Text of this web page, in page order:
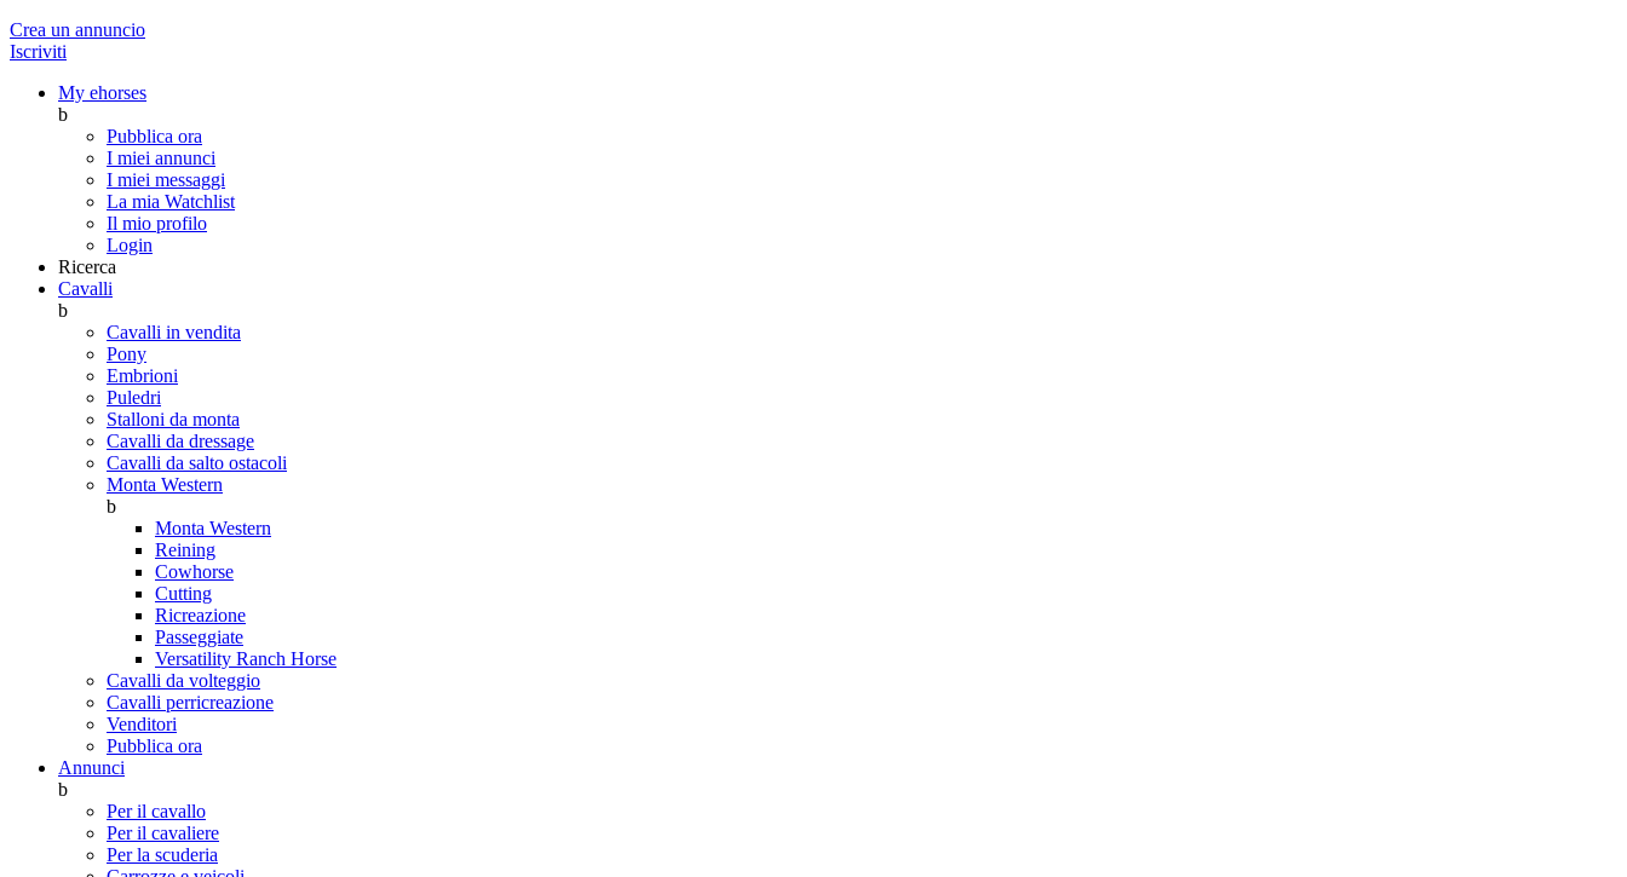
Crea un annuncio
Iscriviti
My ehorses
b
Pubblica ora
I miei annunci
I miei messaggi
La mia Watchlist
Il mio profilo
Login
Ricerca
Cavalli
b
Cavalli in vendita
Pony
Embrioni
Puledri
Stalloni da monta
Cavalli da dressage
Cavalli da salto ostacoli
Monta Western
b
Monta Western
Reining
Cowhorse
Cutting
Ricreazione
Passeggiate
Versatility Ranch Horse
Cavalli da volteggio
Cavalli perricreazione
Venditori
Pubblica ora
Annunci
b
Per il cavallo
Per il cavaliere
Per la scuderia